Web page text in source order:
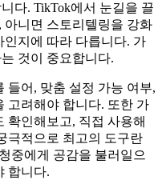
다. TikTok에서 눈길을 끌
니면 스토리텔링을 강화
지에 따라 다릅니다. 가
것이 중요합니다.
들어, 맞춤 설정 가능 여부,
고려해야 합니다. 또한 가
확인해보고, 직접 사용해
극적으로 최고의 도구란
중에게 공감을 불러일으
합니다.